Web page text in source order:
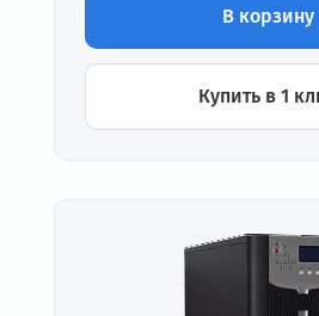
В корзину
Купить в 1